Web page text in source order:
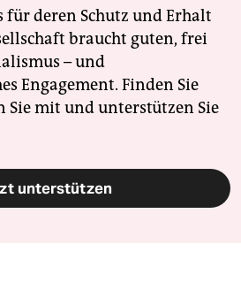
für deren Schutz und Erhalt
braucht guten, frei
– und
Engagement. Finden Sie
Sie mit und unterstützen Sie
unterstützen